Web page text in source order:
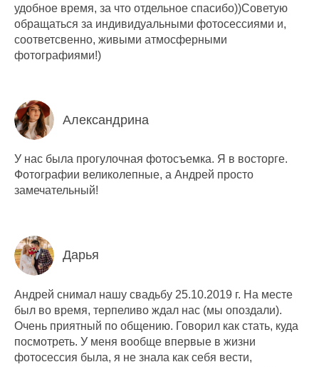
удобное время, за что отдельное спасибо))Советую
обращаться за индивидуальными фотосессиями и,
соответсвенно, живыми атмосферными
фотографиями!)
Александрина
У нас была прогулочная фотосъемка. Я в восторге.
Фотографии великолепные, а Андрей просто
замечательный!
Дарья
Андрей снимал нашу свадьбу 25.10.2019 г. На месте
был во время, терпеливо ждал нас (мы опоздали).
Очень приятный по общению. Говорил как стать, куда
посмотреть. У меня вообще впервые в жизни
фотосессия была, я не знала как себя вести,